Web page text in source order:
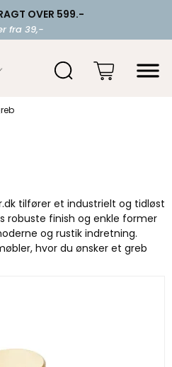
OVER 599.-
fra 39,-
tilfører et industrielt og tidløst
robuste finish og enkle former
og rustik indretning.
hvor du ønsker et greb